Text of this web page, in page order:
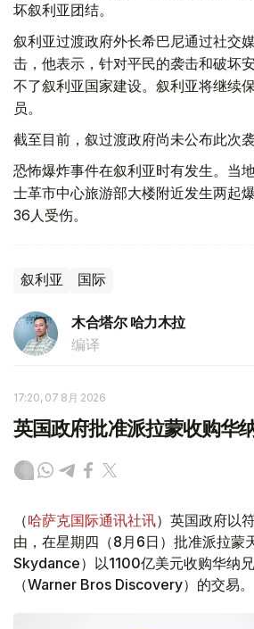
坏叙利亚团结。
叙利亚过渡政府外长希巴尼通过社交
击，他表示，针对平民的袭击和破坏
不了叙利亚国家建设。叙利亚将继续
员。
截至目前，叙过渡政府尚未公布此次
恐怖爆炸事件在叙利亚时有发生。当
士革市中心旅游部大楼附近发生两起
36人受伤。
叙利亚 国际
木合塔尔 哈力木拉
编译
17:20, 07 8月 2026
英国政府批准派拉蒙收购华
（哈萨克国际通讯社讯）英国政府以
由，在星期四（8月6日）批准派拉蒙
Skydance）以1100亿美元收购华纳
（Warner Bros Discovery）的交易。